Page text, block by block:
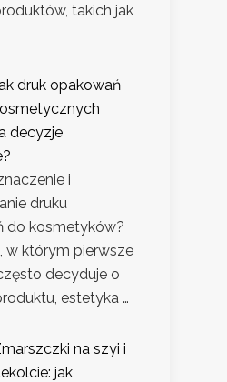
takich jak
druk opakowań
decyzje
i
druku
do kosmetyków?
w którym pierwsze
decyduje o
estetyka …
na szyi i
jak